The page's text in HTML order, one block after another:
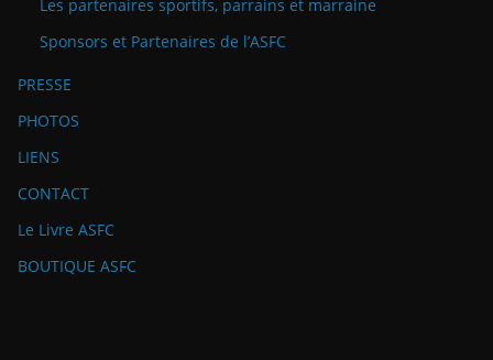
Les partenaires sportifs, parrains et marraine
Sponsors et Partenaires de l’ASFC
PRESSE
PHOTOS
LIENS
CONTACT
Le Livre ASFC
BOUTIQUE ASFC